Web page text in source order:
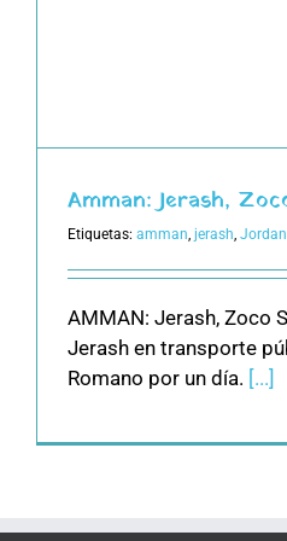
Amman: Jerash,
Etiquetas: amman, jerash,
AMMAN: Jerash, Zoco
Jerash en transporte
Romano por un día. [...]